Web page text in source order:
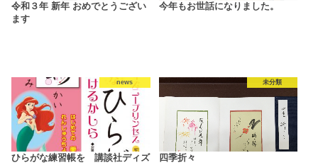
令和３年 新年 おめでとうござい
ます
今年もお世話になりました。
news
ひらがな練習帳を 講談社ディズ
未分類
四季折々